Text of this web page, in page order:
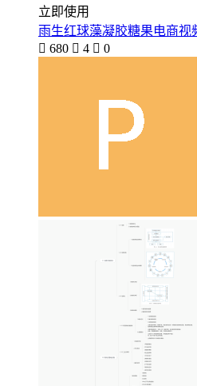
立即使用
雨生红球藻凝胶糖果电商视
 680  4  0